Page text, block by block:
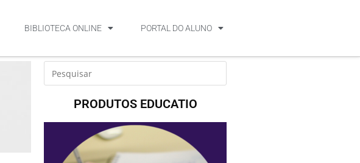
BIBLIOTECA ONLINE PORTAL DO ALUNO
PRODUTOS EDUCATIO